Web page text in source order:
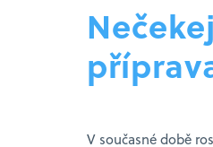
V současné době